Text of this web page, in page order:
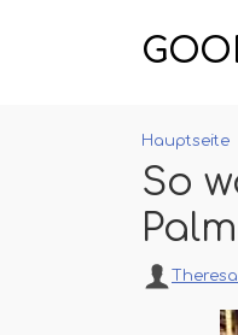
Hauptseite
So